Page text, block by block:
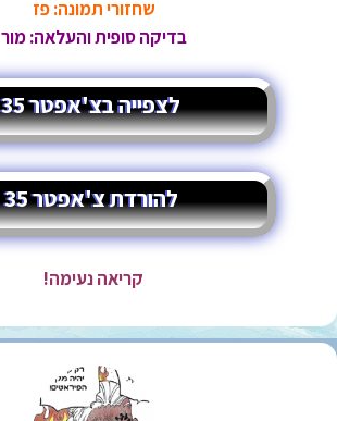
שחזורי תמונה: פז
בדיקה סופית והעלאה: מור
לצפייה בצ'אפטר 35
להורדת צ'אפטר 35
קריאה נעימה!